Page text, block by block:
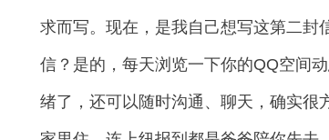
求而写。现在，是我自己想写这第二封
信？是的，每天浏览一下你的QQ空间
绪了，还可以随时沟通、聊天，确实很